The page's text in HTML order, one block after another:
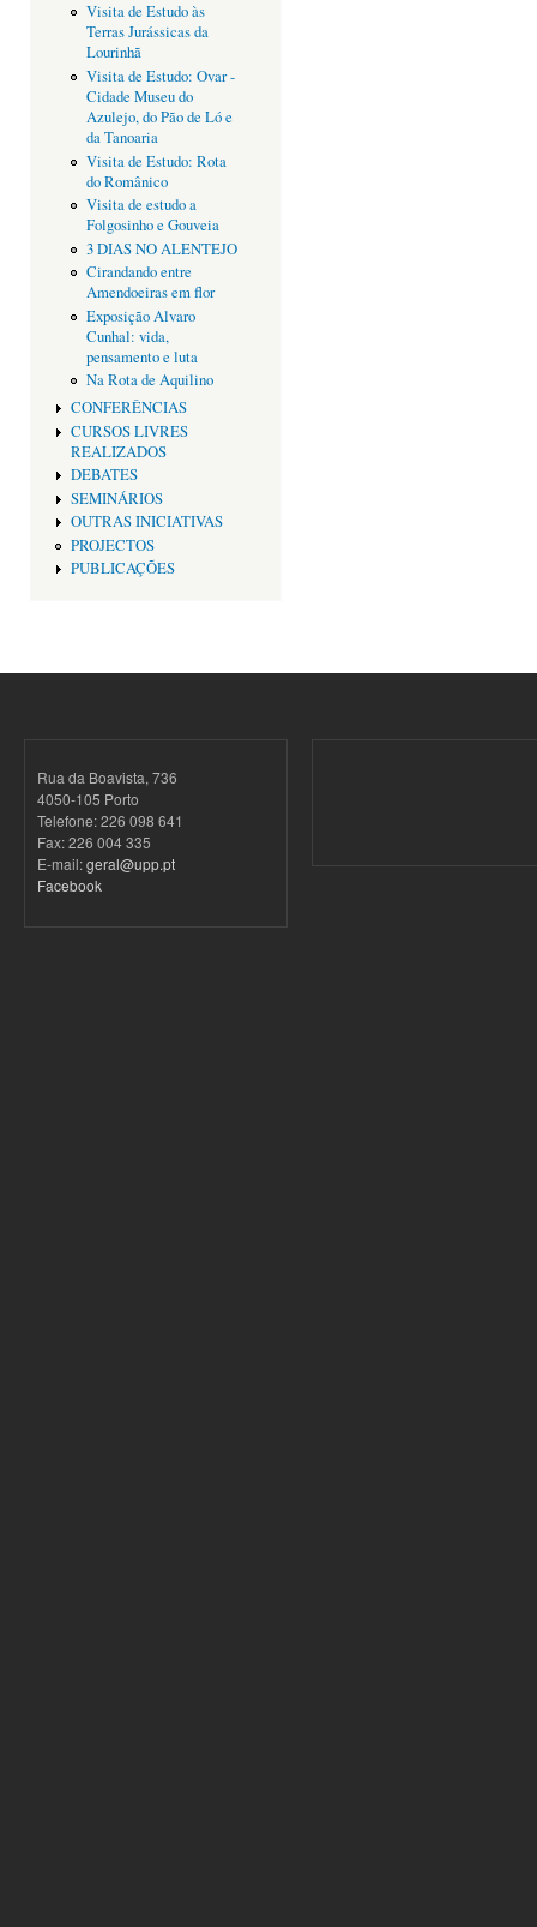
Visita de Estudo às
Terras Jurássicas da
Lourinhã
Visita de Estudo: Ovar -
Cidade Museu do
Azulejo, do Pão de Ló e
da Tanoaria
Visita de Estudo: Rota
do Românico
Visita de estudo a
Folgosinho e Gouveia
3 DIAS NO ALENTEJO
Cirandando entre
Amendoeiras em flor
Exposição Alvaro
Cunhal: vida,
pensamento e luta
Na Rota de Aquilino
CONFERÊNCIAS
CURSOS LIVRES
REALIZADOS
DEBATES
SEMINÁRIOS
OUTRAS INICIATIVAS
PROJECTOS
PUBLICAÇÕES
Rua da Boavista, 736
4050-105 Porto
Telefone: 226 098 641
Fax: 226 004 335
E-mail:geral@upp.pt
Facebook